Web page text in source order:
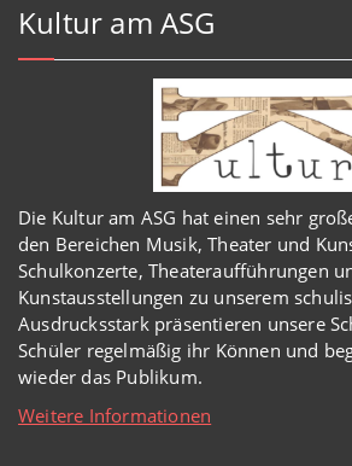
Kultur am ASG
Die Kultur am ASG hat einen sehr
den Bereichen Musik, Theater und
Schulkonzerte, Theateraufführungen
Kunstausstellungen zu unserem
Ausdrucksstark präsentieren unsere
Schüler regelmäßig ihr Können und
wieder das Publikum.
Weitere Informationen